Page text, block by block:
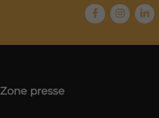
Zone presse